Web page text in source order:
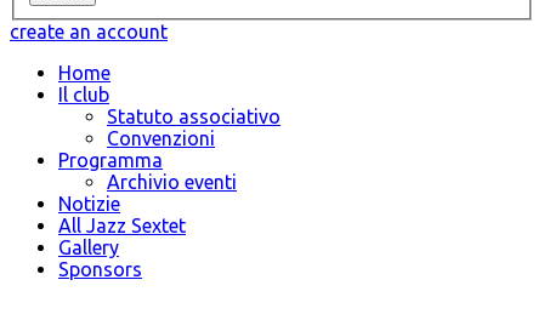
create an account
Home
Il club
Statuto associativo
Convenzioni
Programma
Archivio eventi
Notizie
All Jazz Sextet
Gallery
Sponsors